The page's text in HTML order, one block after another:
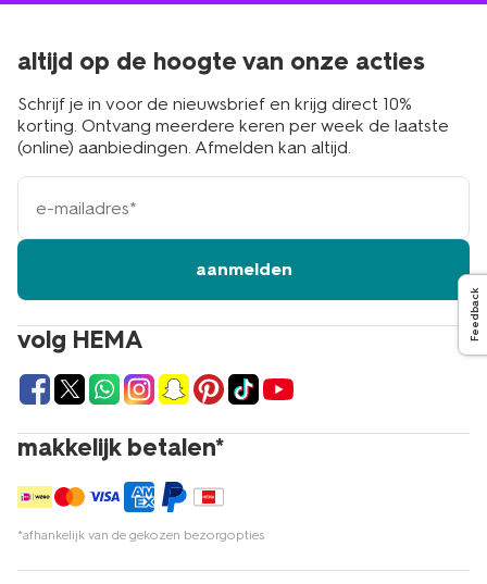
volg HEMA
makkelijk betalen*
*afhankelijk van de gekozen bezorgopties
altijd op de hoogte van onze acties
Schrijf je in voor de nieuwsbrief en krijg direct 10%
korting. Ontvang meerdere keren per week de laatste
(online) aanbiedingen. Afmelden kan altijd.
e-
mailadres
aanmelden
Feedback